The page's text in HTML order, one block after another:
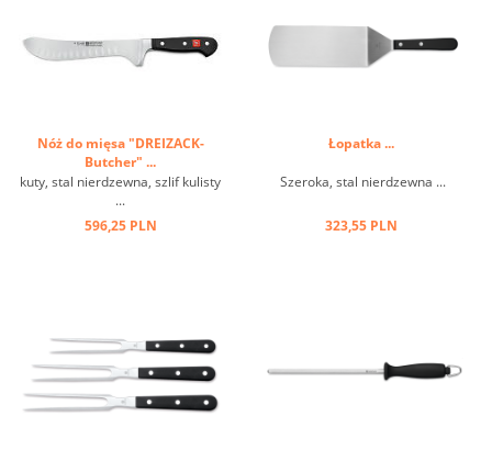
Nóż do mięsa "DREIZACK-
Butcher" ...
kuty, stal nierdzewna, szlif kulisty
...
596,25 PLN
Łopatka ...
Szeroka, stal nierdzewna ...
323,55 PLN